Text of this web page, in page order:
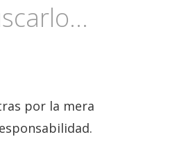
por la mera